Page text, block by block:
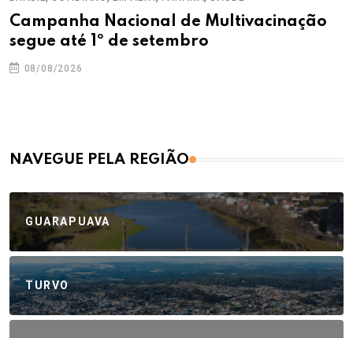
Campanha Nacional de Multivacinação
segue até 1º de setembro
08/08/2026
NAVEGUE PELA REGIÃO
GUARAPUAVA
TURVO